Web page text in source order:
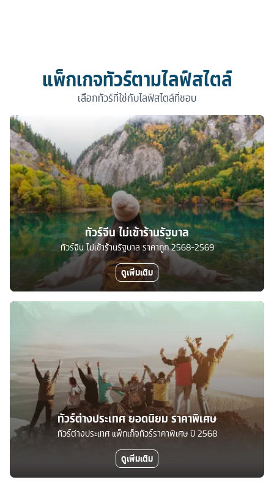
แพ็กเกจทัวร์ตามไลฟ์สไตล์
เลือกทัวร์ที่ใช่กับไลฟ์สไตล์ที่ชอบ
ทัวร์จีน ไม่เข้าร้านรัฐบาล
ทัวร์จีน ไม่เข้าร้านรัฐบาล ราคาถูก 2568-2569
ดูเพิ่มเติม
ทัวร์ต่างประเทศ ยอดนิยม ราคาพิเศษ
ทัวร์ต่างประเทศ แพ็กเก็จทัวร์ราคาพิเศษ ปี 2568
ดูเพิ่มเติม